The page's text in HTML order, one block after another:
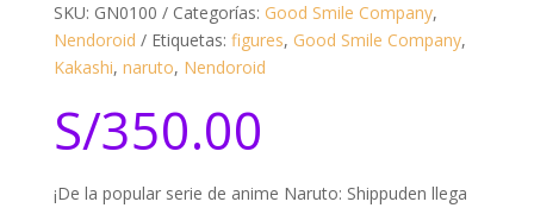
SKU: GN0100 Categorías: Good Smile Company,
Nendoroid
Etiquetas: figures, Good Smile Company,
Kakashi, naruto, Nendoroid
S/350.00
¡De la popular serie de anime Naruto: Shippuden llega